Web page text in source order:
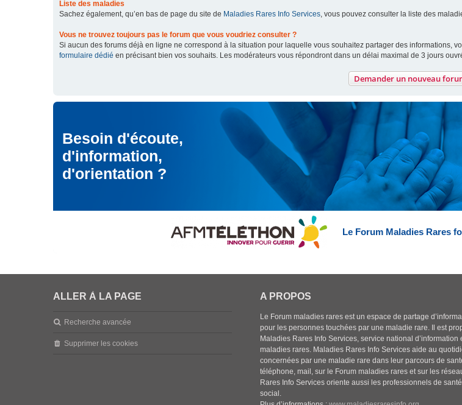
Liste des maladies
Sachez également, qu’en bas de page du site de Maladies Rares Info Services, vous pouvez consulter la liste des
Vous ne trouvez toujours pas le forum que vous voudriez consulter ?
Si aucun des forums déjà en ligne ne correspond à la situation pour laquelle vous souhaitez partager des informations,
formulaire dédié en précisant bien vos souhaits. Les modérateurs vous répondront dans un délai maximal de 3 jours
Demander un nouveau
Besoin d'écoute,
d'information,
d'orientation ?
Le Forum Maladies Rares
ALLER À LA PAGE
Recherche avancée
Supprimer les cookies
A PROPOS
Le Forum maladies rares est un espace de partage
pour les personnes touchées par une maladie rare. Il est
Maladies Rares Info Services, service national d’information
maladies rares. Maladies Rares Info Services aide au
concernées par une maladie rare dans leur parcours de
téléphone, mail, sur le Forum maladies rares et sur les
Rares Info Services oriente aussi les professionnels de
social.